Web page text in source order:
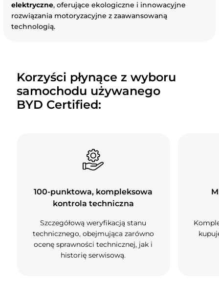
elektryczne, oferujące ekologiczne i innowacyjne
rozwiązania motoryzacyjne z zaawansowaną
technologią.
Korzyści płynące z wyboru
samochodu używanego
BYD Certified:
100-punktowa, kompleksowa
kontrola techniczna
Szczegółową weryfikacją stanu
technicznego, obejmująca zarówno
ocenę sprawności technicznej, jak i
historię serwisową.